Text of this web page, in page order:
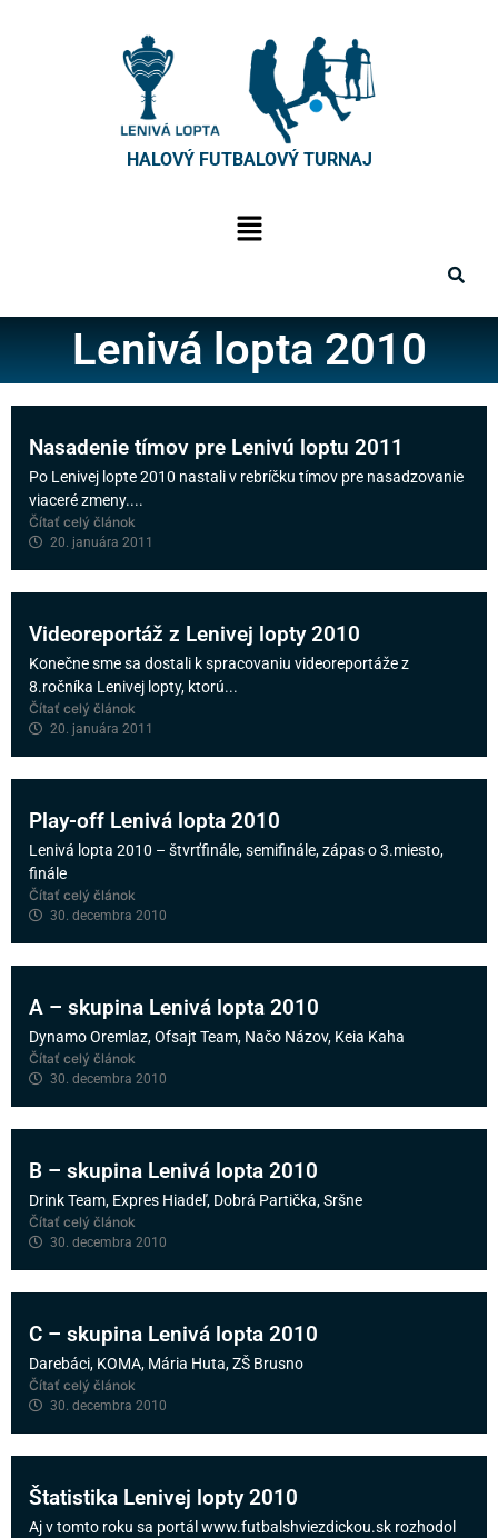
HALOVÝ FUTBALOVÝ TURNAJ
Lenivá lopta 2010
Nasadenie tímov pre Lenivú loptu 2011
Po Lenivej lopte 2010 nastali v rebríčku tímov pre nasadzovanie
viaceré zmeny....
Čítať celý článok
20. januára 2011
Videoreportáž z Lenivej lopty 2010
Konečne sme sa dostali k spracovaniu videoreportáže z
8.ročníka Lenivej lopty, ktorú...
Čítať celý článok
20. januára 2011
Play-off Lenivá lopta 2010
Lenivá lopta 2010 – štvrťfinále, semifinále, zápas o 3.miesto,
finále
Čítať celý článok
30. decembra 2010
A – skupina Lenivá lopta 2010
Dynamo Oremlaz, Ofsajt Team, Načo Názov, Keia Kaha
Čítať celý článok
30. decembra 2010
B – skupina Lenivá lopta 2010
Drink Team, Expres Hiadeľ, Dobrá Partička, Sršne
Čítať celý článok
30. decembra 2010
C – skupina Lenivá lopta 2010
Darebáci, KOMA, Mária Huta, ZŠ Brusno
Čítať celý článok
30. decembra 2010
Štatistika Lenivej lopty 2010
Aj v tomto roku sa portál www.futbalshviezdickou.sk rozhodol